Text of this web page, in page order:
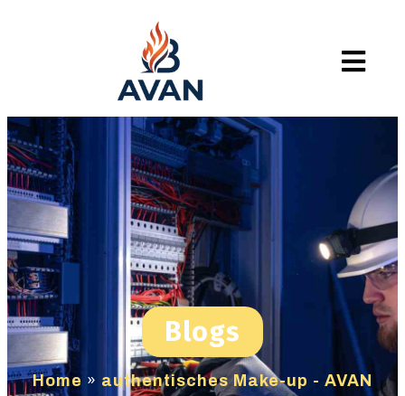
Blogs
Home » authentisches Make-up - AVAN